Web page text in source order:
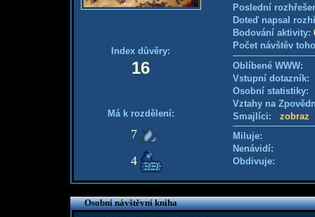
Index důvěry:
16
Má k rozdělení:
7
4
Poslední
Doteď napsal
Bodování aktivity:
Počet návštěv
Oblíbené WWW:
Vstupní
Osobní
Vztahy na
Smajlíci: zobraz
Miluje:
Nenávidí:
Obdivuje:
Osobní návštěvní kniha